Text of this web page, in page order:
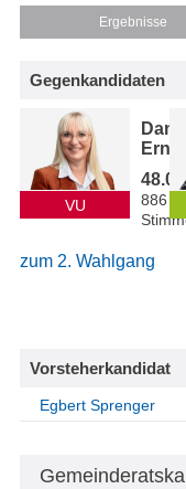
Ergebnisse
Gegenkandidaten
VU
Erne
886
zum 2. Wahlgang
Vorsteherkandidat
Egbert Sprenger